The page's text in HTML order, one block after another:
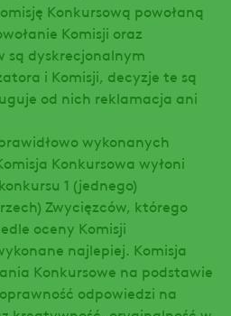
Konkursową powołaną
Komisji oraz
są dyskrecjonalnym
i Komisji, decyzje te są
od nich reklamacja ani
wykonanych
Konkursowa wyłoni
1 (jednego)
Zwycięzców, którego
oceny Komisji
najlepiej. Komisja
Konkursowe na podstawie
odpowiedzi na